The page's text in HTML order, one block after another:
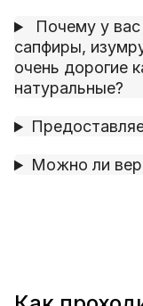
Почему у
сапфиры,
очень дорогие
натуральные?
Можно ли